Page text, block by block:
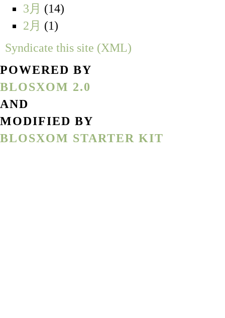
3月 (14)
2月 (1)
Syndicate this site (XML)
POWERED BY
BLOSXOM 2.0
AND
MODIFIED BY
BLOSXOM STARTER KIT